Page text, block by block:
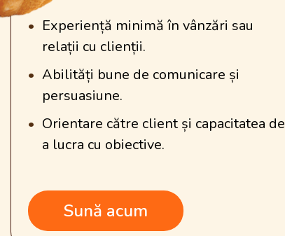
Experiență minimă în vânzări sau
relații cu clienții.
Abilități bune de comunicare și
persuasiune.
Orientare către client și capacitatea de
a lucra cu obiective.
Sună acum